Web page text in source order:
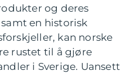
og deres
en historisk
kan norske
rustet til å gjøre
i Sverige. Uansett